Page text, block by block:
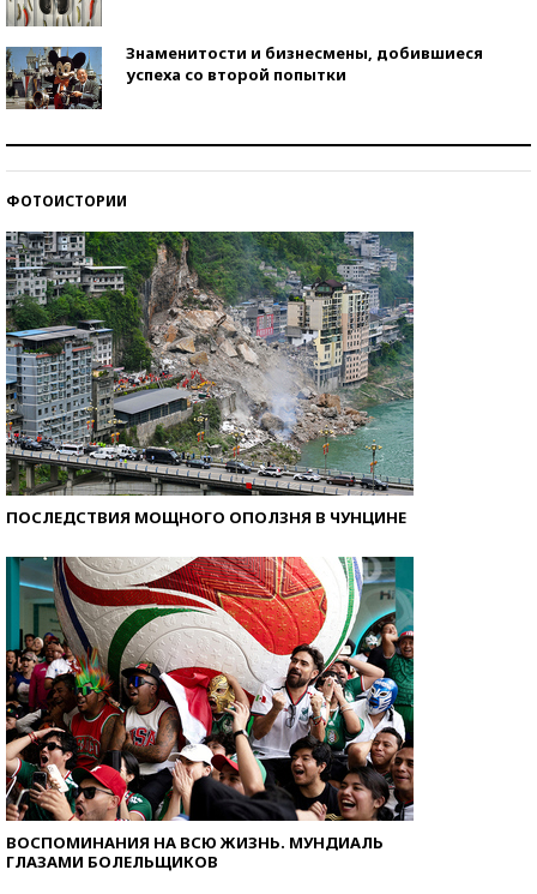
Знаменитости и бизнесмены, добившиеся
успеха со второй попытки
ФОТОИСТОРИИ
ПОСЛЕДСТВИЯ МОЩНОГО ОПОЛЗНЯ В ЧУНЦИНЕ
ВОСПОМИНАНИЯ НА ВСЮ ЖИЗНЬ. МУНДИАЛЬ
ГЛАЗАМИ БОЛЕЛЬЩИКОВ